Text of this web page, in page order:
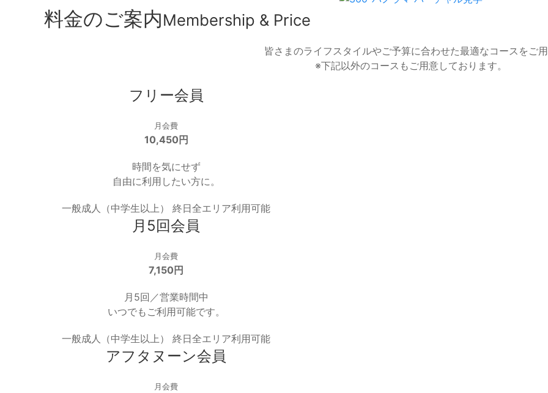
料金のご案内Membership & Price
皆さまのライフスタイルやご予算に合わせた最適なコースをご
※下記以外のコースもご用意しております。
フリー会員
月会費
10,450円
時間を気にせず
自由に利用したい方に。
一般成人（中学生以上） 終日全エリア利用可能
月5回会員
月会費
7,150円
月5回／営業時間中
いつでもご利用可能です。
一般成人（中学生以上） 終日全エリア利用可能
アフタヌーン会員
月会費